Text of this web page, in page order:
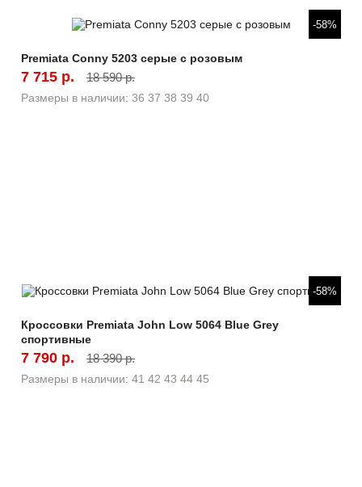
Быстрый просмотр -58%
Premiata Conny 5203 серые с розовым
7 715 р. 18 590 р.
Размеры в наличии: 36 37 38 39 40
Быстрый просмотр -58%
Кроссовки Premiata John Low 5064 Blue Grey
спортивные
7 790 р. 18 390 р.
Размеры в наличии: 41 42 43 44 45